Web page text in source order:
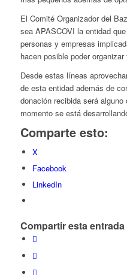
El Comité Organizador del
sea APASCOVI la entidad
personas y empresas
hacen posible poder
Desde estas líneas
de esta entidad además de
donación recibida será
momento se está
Comparte esto:
X
Facebook
LinkedIn
Compartir esta entrada